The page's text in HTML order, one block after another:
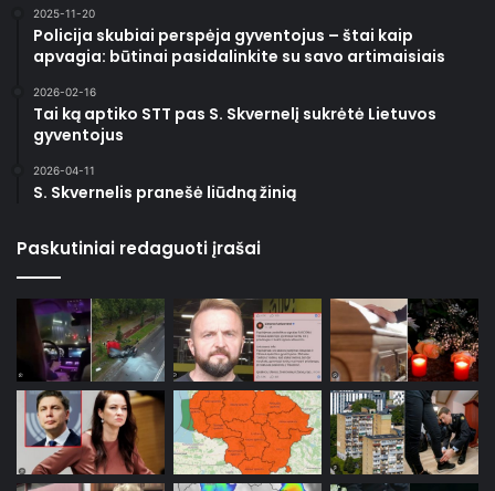
2025-11-20
Policija skubiai perspėja gyventojus – štai kaip
apvagia: būtinai pasidalinkite su savo artimaisiais
2026-02-16
Tai ką aptiko STT pas S. Skvernelį sukrėtė Lietuvos
gyventojus
2026-04-11
S. Skvernelis pranešė liūdną žinią
Paskutiniai redaguoti įrašai